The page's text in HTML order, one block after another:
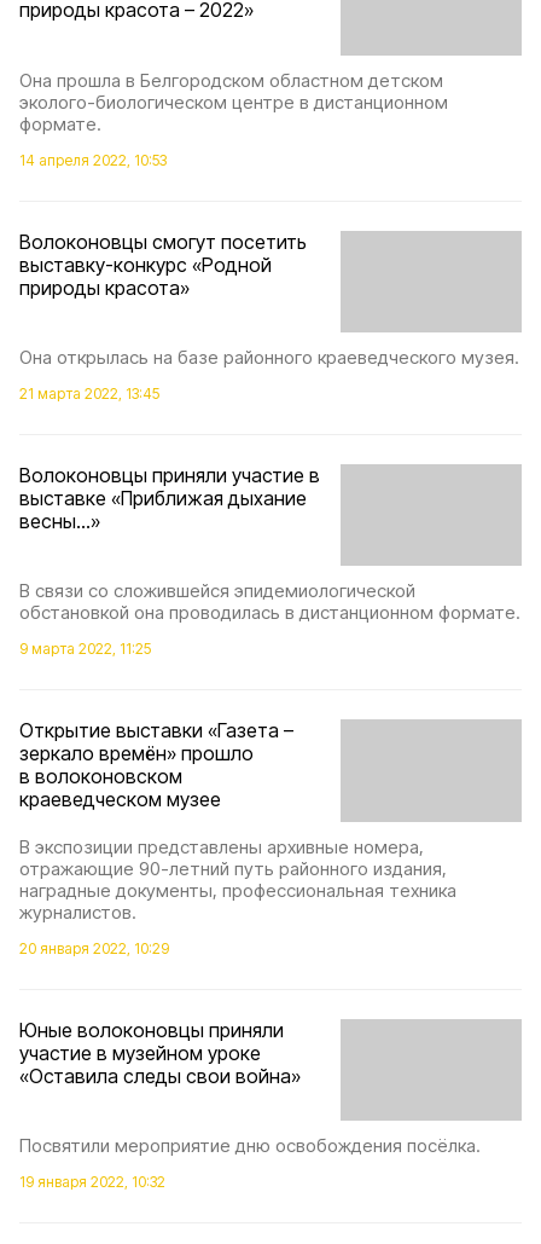
природы красота – 2022»
Она прошла в Белгородском областном детском
эколого-биологическом центре в дистанционном
формате.
14 апреля 2022, 10:53
Волоконовцы смогут посетить
выставку-конкурс «Родной
природы красота»
Она открылась на базе районного краеведческого музея.
21 марта 2022, 13:45
Волоконовцы приняли участие в
выставке «Приближая дыхание
весны…»
В связи со сложившейся эпидемиологической
обстановкой она проводилась в дистанционном формате.
9 марта 2022, 11:25
Открытие выставки «Газета –
зеркало времён» прошло
в волоконовском
краеведческом музее
В экспозиции представлены архивные номера,
отражающие 90-летний путь районного издания,
наградные документы, профессиональная техника
журналистов.
20 января 2022, 10:29
Юные волоконовцы приняли
участие в музейном уроке
«Оставила следы свои война»
Посвятили мероприятие дню освобождения посёлка.
19 января 2022, 10:32